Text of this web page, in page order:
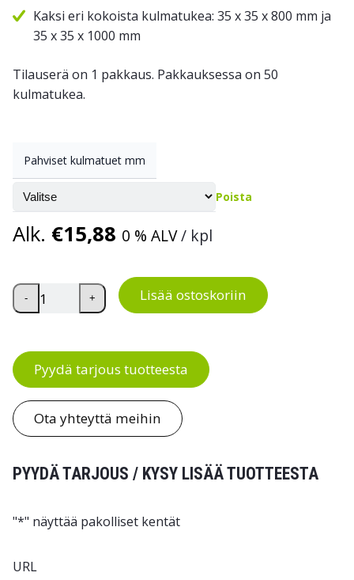
Kaksi eri kokoista kulmatukea: 35 x 35 x 800 mm ja
35 x 35 x 1000 mm
Tilauserä on 1 pakkaus. Pakkauksessa on 50
kulmatukea.
Pahviset kulmatuet mm
Poista
Alk. €15,88 0 % ALV/ kpl
Pahviset kulmatuet 50 kpl määrä
- + Lisää ostoskoriin
Pyydä tarjous tuotteesta
Ota yhteyttä meihin
PYYDÄ TARJOUS / KYSY LISÄÄ TUOTTEESTA
"*" näyttää pakolliset kentät
URL